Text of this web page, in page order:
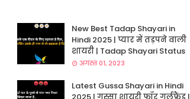
New Best Tadap Shayari in
Hindi 2025 | प्यार में तड़पने वाली
शायरी | Tadap Shayari Status
अगस्त 01, 2023
Latest Gussa Shayari in Hindi